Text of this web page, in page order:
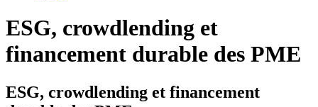
ESG, crowdlending et
financement durable des PME
ESG, crowdlending et financement